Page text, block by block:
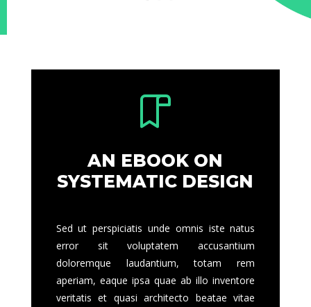
AN EBOOK ON
SYSTEMATIC DESIGN
Sed ut perspiciatis unde omnis iste natus
error sit voluptatem accusantium
doloremque laudantium, totam rem
aperiam, eaque ipsa quae ab illo inventore
veritatis et quasi architecto beatae vitae